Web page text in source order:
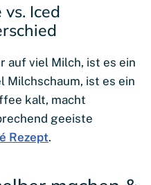
Iced
auf viel Milch, ist es ein
Milchschaum, ist es ein
kalt, macht
geeiste
Rezept.